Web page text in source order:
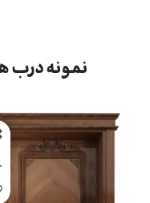
نمونه درب